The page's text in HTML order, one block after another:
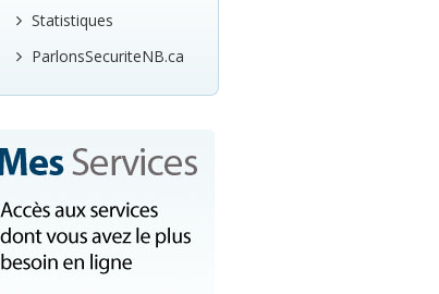
Statistiques
ParlonsSecuriteNB.ca